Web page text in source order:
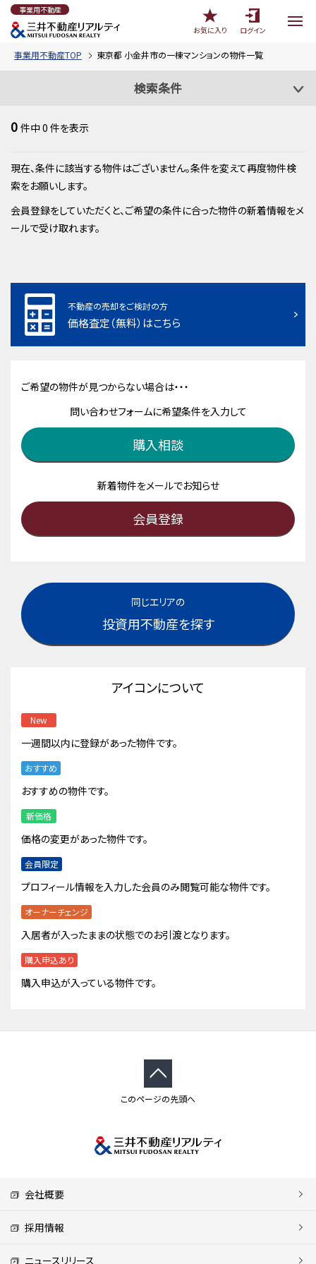
事業用不動産
お気に入り
ログイン
事業用不動産TOP 東京都 小金井市の一棟マンションの物件一覧
検索条件
0 件中0 件を表示
現在、条件に該当する物件はございません。条件を変えて再度物件検
索をお願いします。
会員登録をしていただくと、ご希望の条件に合った物件の新着情報をメ
ールで受け取れます。
不動産の売却をご検討の方
価格査定（無料）はこちら
ご希望の物件が見つからない場合は・・・
問い合わせフォームに希望条件を入力して
購入相談
新着物件をメールでお知らせ
会員登録
同じエリアの
投資用不動産を探す
アイコンについて
New
一週間以内に登録があった物件です。
おすすめ
おすすめの物件です。
新価格
価格の変更があった物件です。
会員限定
プロフィール情報を入力した会員のみ閲覧可能な物件です。
オーナーチェンジ
入居者が入ったままの状態でのお引渡となります。
購入申込あり
購入申込が入っている物件です。
このページの先頭へ
会社概要
採用情報
ニュースリリース